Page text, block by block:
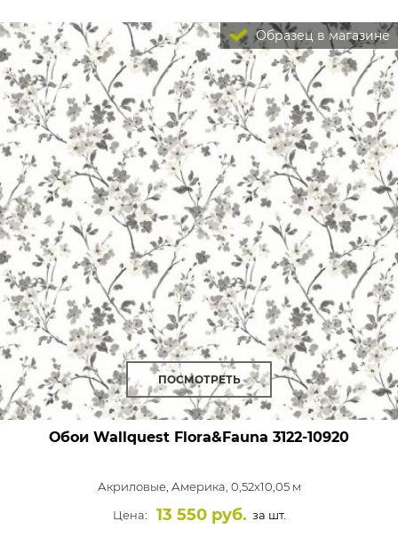
Образец в магазине
ПОСМОТРЕТЬ
Обои Wallquest Flora&Fauna 3122-10920
Акриловые, Америка, 0,52x10,05 м
Цена:
13 550 руб. за шт.